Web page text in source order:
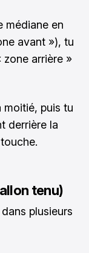
médiane en
avant »), tu
zone arrière »
moitié, puis tu
derrière la
tenu)
plusieurs